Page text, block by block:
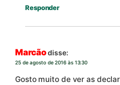
Responder
Marcãodisse:
25 de agosto de 2016 às 13:30
Gosto muito de ver as